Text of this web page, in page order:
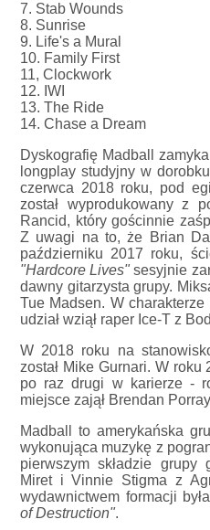
7. Stab Wounds
8. Sunrise
9. Life's a Mural
10. Family First
11, Clockwork
12. IWI
13. The Ride
14. Chase a Dream
Dyskografię Madball zamyka
longplay studyjny w
czerwca 2018 roku, pod
został wyprodukowany z
Rancid, który gościnnie
Z uwagi na to, że Brian
październiku 2017 roku,
"Hardcore Lives"sesyjnie
dawny gitarzysta grupy.
Tue Madsen. W
udział wziął raper Ice-T z
W 2018 roku na
został Mike Gurnari. W
po raz drugi w karierze -
miejsce zajął Brendan
Madball to amerykańska
wykonująca muzykę z
pierwszym składzie
Miret i Vinnie Stigma z
wydawnictwem formacji
of Destruction".